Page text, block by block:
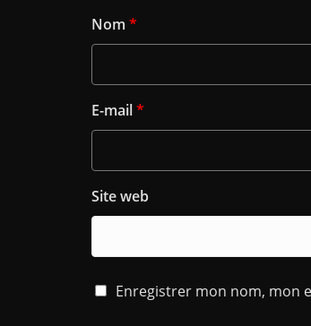
Nom *
E-mail*
Site web
Enregistrer mon nom, mon